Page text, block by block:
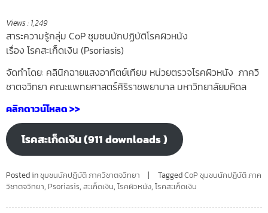
Views : 1,249
สาระความรู้กลุ่ม CoP ชุมชนนักปฏิบัติโรคผิวหนัง
เรื่อง โรคสะเก็ดเงิน (Psoriasis)
จัดทำโดย: คลินิกฉายแสงอาทิตย์เทียม หน่วยตรวจโรคผิวหนัง ภาควิ
ชาตจวิทยา คณะแพทยศาสตร์ศิริราชพยาบาล มหาวิทยาลัยมหิดล
คลิกดาวน์โหลด >>
โรคสะเก็ดเงิน (911 downloads )
Posted inชุมชนนักปฏิบัติ ภาควิชาตจวิทยา TaggedCoP ชุมชนนักปฏิบัติ ภาค
วิชาตจวิทยา, Psoriasis, สะเก็ดเงิน, โรคผิวหนัง, โรคสะเก็ดเงิน